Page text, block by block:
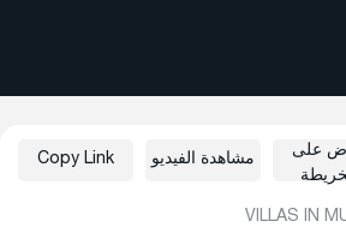
VILLAS IN
على
مشاهدة الفيديو Copy Link